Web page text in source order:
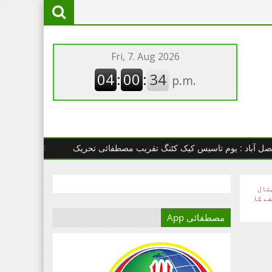
: یوم تاسیس کیک کٹنگ تقریب مصطفائی تحریک چھانگا مانگا :
کا
مصطفائی App
آج کا دور میڈیا کا